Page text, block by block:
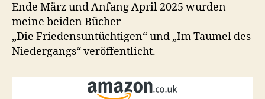
Ende März und Anfang April 2025 wurden
meine beiden Bücher
„Die Friedensuntüchtigen“ und „Im Taumel des
Niedergangs“ veröffentlicht.